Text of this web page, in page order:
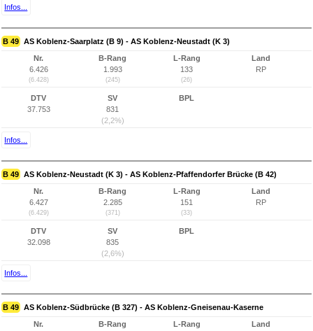
Infos...
B 49 AS Koblenz-Saarplatz (B 9) - AS Koblenz-Neustadt (K 3)
Nr.
6.426
(6.428)
B-Rang
1.993
(245)
L-Rang
133
(26)
Land
RP
DTV
37.753
SV
831
(2,2%)
BPL
Infos...
B 49 AS Koblenz-Neustadt (K 3) - AS Koblenz-Pfaffendorfer Brücke (B 42)
Nr.
6.427
(6.429)
B-Rang
2.285
(371)
L-Rang
151
(33)
Land
RP
DTV
32.098
SV
835
(2,6%)
BPL
Infos...
B 49 AS Koblenz-Südbrücke (B 327) - AS Koblenz-Gneisenau-Kaserne
Nr. B-Rang L-Rang Land